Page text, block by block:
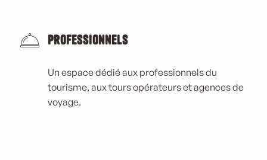
Professionnels
Un espace dédié aux professionnels du
tourisme, aux tours opérateurs et agences de
voyage.